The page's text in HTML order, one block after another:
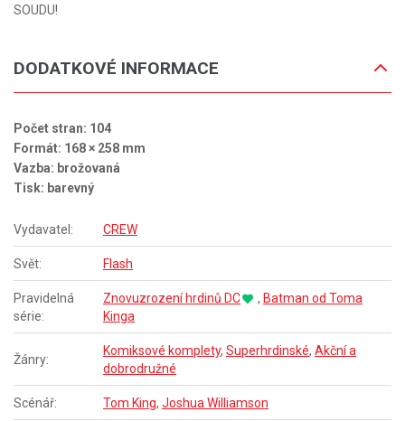
SOUDU!
DODATKOVÉ INFORMACE
Počet stran: 104
Formát: 168 × 258 mm
Vazba: brožovaná
Tisk: barevný
Vydavatel: CREW
Svět: Flash
Pravidelná
série:
Znovuzrození hrdinů DC , Batman od Toma
Kinga
Žánry:
Komiksové komplety, Superhrdinské, Akční a
dobrodružné
Scénář: Tom King, Joshua Williamson